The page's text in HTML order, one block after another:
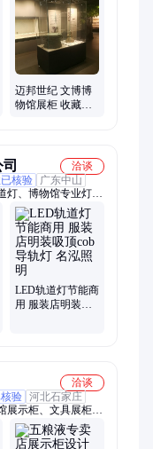
迈邦世纪 文博博
物馆展柜 收藏展
洽谈
核验
广东中山
灯、博物馆专业灯
道灯、led洗墙灯、
、调焦轨道灯、象鼻
筒灯、防水筒灯、感
、门型灯
LED轨道灯节能商
用 服装店明装吸
洽谈
验 河北石家庄
展示柜、文具展柜、
、文具货架、展示柜